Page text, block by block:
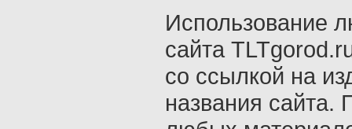
Использование
сайта
со ссылкой на
названия сайта.